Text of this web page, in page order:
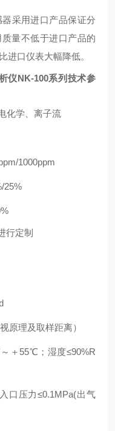
采用进口产品保证分
量不低于进口产品的
进口仪表大幅降低。
仪NK-100系列 技术参
化学、离子流
1000ppm
/25%
行定制
视原理及取样距离）
＋55℃ ； 湿度≤90%R
口压力≤0.1MPa(出气